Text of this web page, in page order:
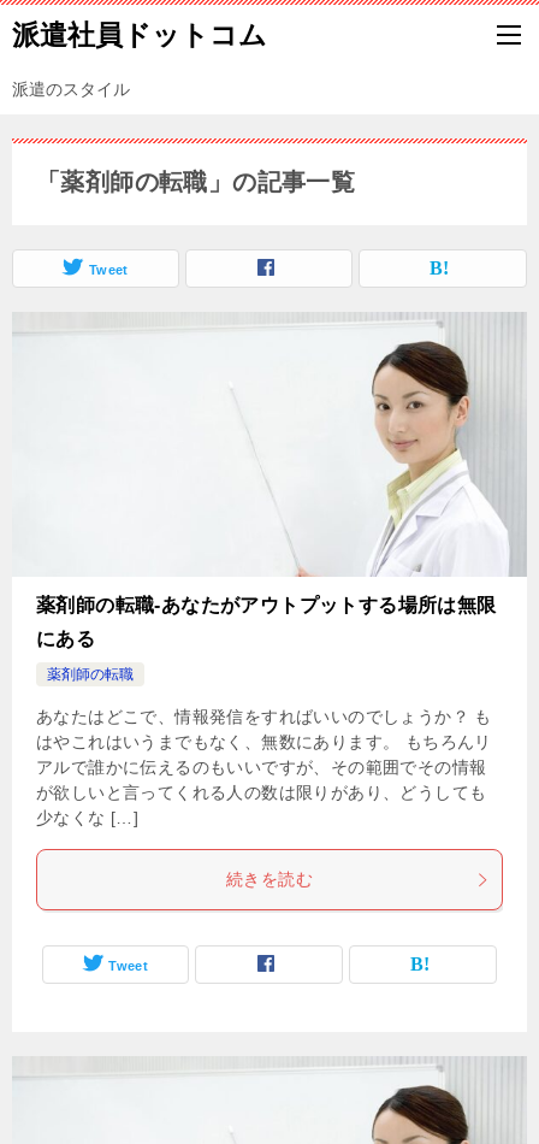
派遣社員ドットコム
派遣のスタイル
「薬剤師の転職」の記事一覧
Tweet
薬剤師の転職-あなたがアウトプットする場所は無限
にある
薬剤師の転職
あなたはどこで、情報発信をすればいいのでしょうか？ も
はやこれはいうまでもなく、無数にあります。 もちろんリ
アルで誰かに伝えるのもいいですが、その範囲でその情報
が欲しいと言ってくれる人の数は限りがあり、どうしても
少なくな […]
続きを読む
Tweet